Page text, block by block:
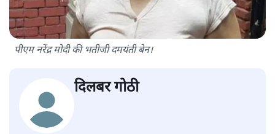
पीएम नरेंद्र मोदी की भतीजी दमयंती बेन।
दिलबर गोठी